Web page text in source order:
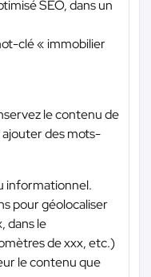
SEO, dans un
clé « immobilier
le contenu de
ajouter des mots-
informationnel.
pour géolocaliser
dans le
de xxx, etc.)
le contenu que